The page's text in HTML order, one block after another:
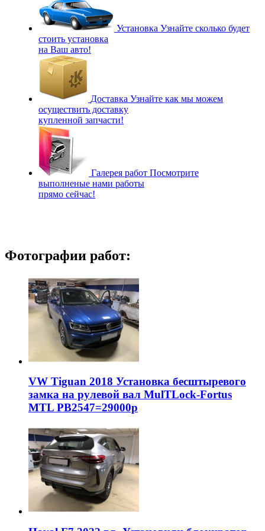
Установка Узнайте сколько будет
стоить установка
на Ваш авто!
Доставка Узнайте как мы можем
осуществить доставку
купленной запчасти!
Галерея работ Посмотрите
выполненые нами работы
прямо сейчас!
Фотографии работ:
VW Tiguan 2018 Установка бесштыревого
замка на рулевой вал MulTLock-Fortus
MTL РВ2547=29000р